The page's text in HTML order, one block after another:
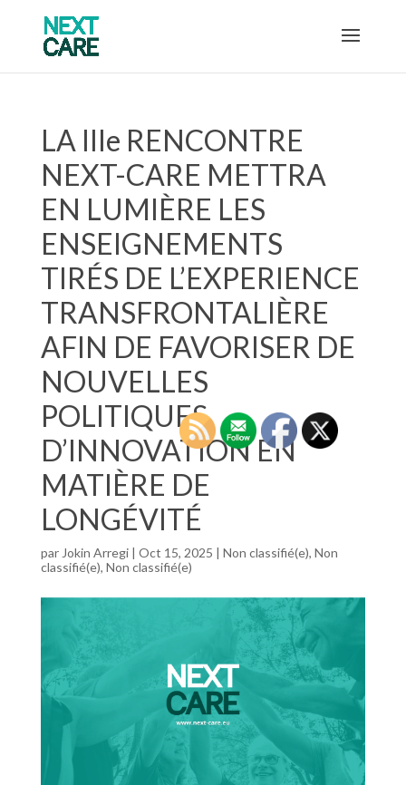
LA IIIe RENCONTRE
NEXT-CARE METTRA
EN LUMIÈRE LES
ENSEIGNEMENTS
TIRÉS DE L’EXPERIENCE
TRANSFRONTALIÈRE
AFIN DE FAVORISER DE
NOUVELLES
POLITIQUES
D’INNOVATION EN
MATIÈRE DE
LONGÉVITÉ
par Jokin Arregi| Oct 15, 2025 | Non classifié(e), Non
classifié(e), Non classifié(e)